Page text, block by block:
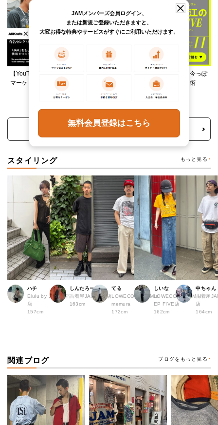
【YouTube】ARKnetsコラボ！028
マーケットで本気ショッピング
柄ワンピースは夏の切り札、今っぽ
く着るレイヤード＆ミックス術
トピックス・特集をもっと見る
スタイリング もっと見る
ハチ
Elulu by JAM 原宿
店
157cm
しんたろー
古着屋JAM 仙台店
163cm
てる
LOWECO by JAM a
memura
172cm
しいな
LOWECO by JAM H
EP FIVE店
162cm
中ちゃん
古着屋
店
164cm
関連ブログ ブログをもっと見る
JAMメンバーズ会員ログイン、
または新規ご登録いただきますと、
大変お得な特典やサービスがすぐにご利用いただけます。
無料会員登録はこちら